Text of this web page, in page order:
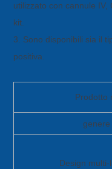
utilizzato con cannule
kit.
3. Sono disponibili sia il
positiva.
Prodotto
genere
Design multi-